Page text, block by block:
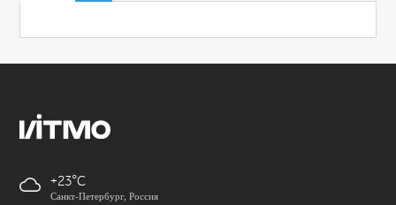
+23
Санкт-Петербург, Россия